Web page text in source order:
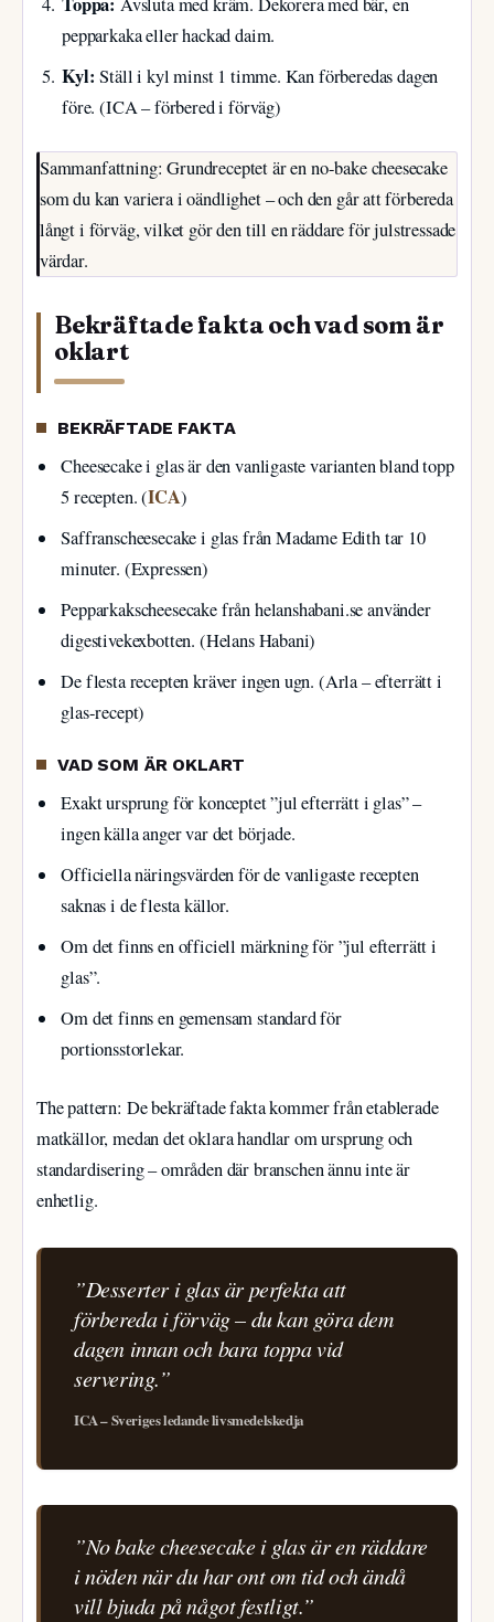
pepparkaka eller hackad daim.
Kyl: Ställ i kyl minst 1 timme. Kan förberedas dagen
före. (ICA – förbered i förväg)
Sammanfattning: Grundreceptet är en no-bake cheesecake
som du kan variera i oändlighet – och den går att förbereda
långt i förväg, vilket gör den till en räddare för julstressade
värdar.
Bekräftade fakta och vad som är
oklart
BEKRÄFTADE FAKTA
Cheesecake i glas är den vanligaste varianten bland topp
5 recepten. (ICA)
Saffranscheesecake i glas från Madame Edith tar 10
minuter. (Expressen)
Pepparkakscheesecake från helanshabani.se använder
digestivekexbotten. (Helans Habani)
De flesta recepten kräver ingen ugn. (Arla – efterrätt i
glas-recept)
VAD SOM ÄR OKLART
Exakt ursprung för konceptet ”jul efterrätt i glas” –
ingen källa anger var det började.
Officiella näringsvärden för de vanligaste recepten
saknas i de flesta källor.
Om det finns en officiell märkning för ”jul efterrätt i
glas”.
Om det finns en gemensam standard för
portionsstorlekar.
The pattern: De bekräftade fakta kommer från etablerade
matkällor, medan det oklara handlar om ursprung och
standardisering – områden där branschen ännu inte är
enhetlig.
”Desserter i glas är perfekta att
förbereda i förväg – du kan göra dem
dagen innan och bara toppa vid
servering.”
ICA – Sveriges ledande livsmedelskedja
”No bake cheesecake i glas är en räddare
i nöden när du har ont om tid och ändå
vill bjuda på något festligt.”